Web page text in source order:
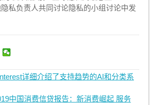
私负责人共同讨论隐私的小组讨论中发
详细介绍了支持趋势的AI和分类系
中国消费信贷报告：新消费崛起 服务